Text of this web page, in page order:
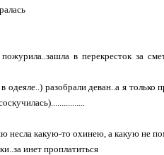
в перекресток за
разобрали деван..а я только
несла какую-то охинею, а какую не
инет проплатиться